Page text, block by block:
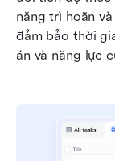
năng trì hoãn
đảm bảo thời
án và năng lực